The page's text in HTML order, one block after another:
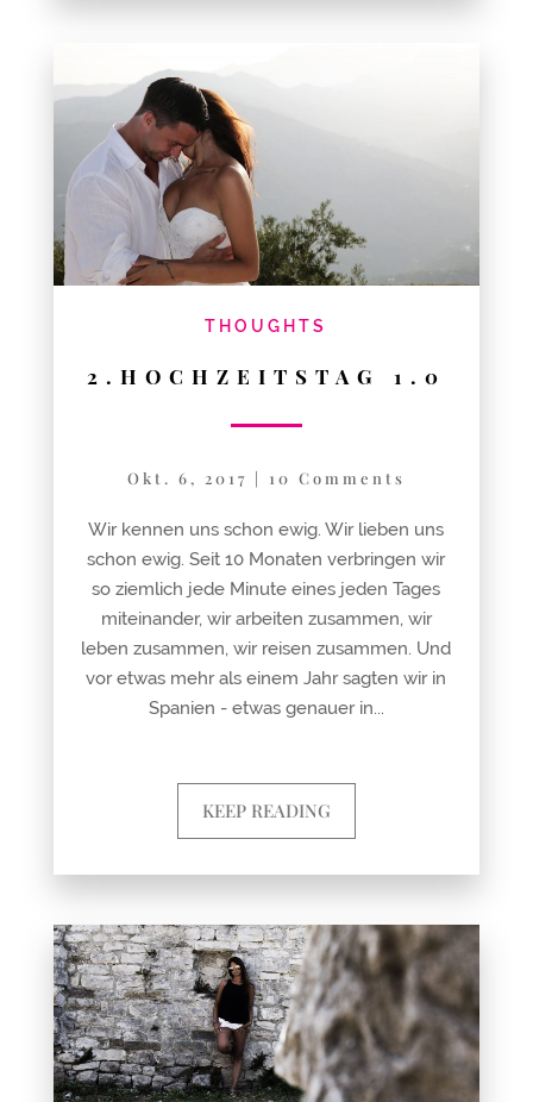
THOUGHTS
2.HOCHZEITSTAG 1.0
Okt. 6, 2017 10 Comments
Wir kennen uns schon ewig. Wir lieben uns
schon ewig. Seit 10 Monaten verbringen wir
so ziemlich jede Minute eines jeden Tages
miteinander, wir arbeiten zusammen, wir
leben zusammen, wir reisen zusammen. Und
vor etwas mehr als einem Jahr sagten wir in
Spanien - etwas genauer in...
KEEP READING